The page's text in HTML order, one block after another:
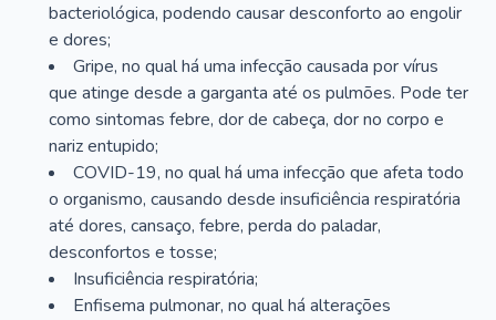
bacteriológica, podendo causar desconforto ao engolir
e dores;
Gripe, no qual há uma infecção causada por vírus
que atinge desde a garganta até os pulmões. Pode ter
como sintomas febre, dor de cabeça, dor no corpo e
nariz entupido;
COVID-19, no qual há uma infecção que afeta todo
o organismo, causando desde insuficiência respiratória
até dores, cansaço, febre, perda do paladar,
desconfortos e tosse;
Insuficiência respiratória;
Enfisema pulmonar, no qual há alterações